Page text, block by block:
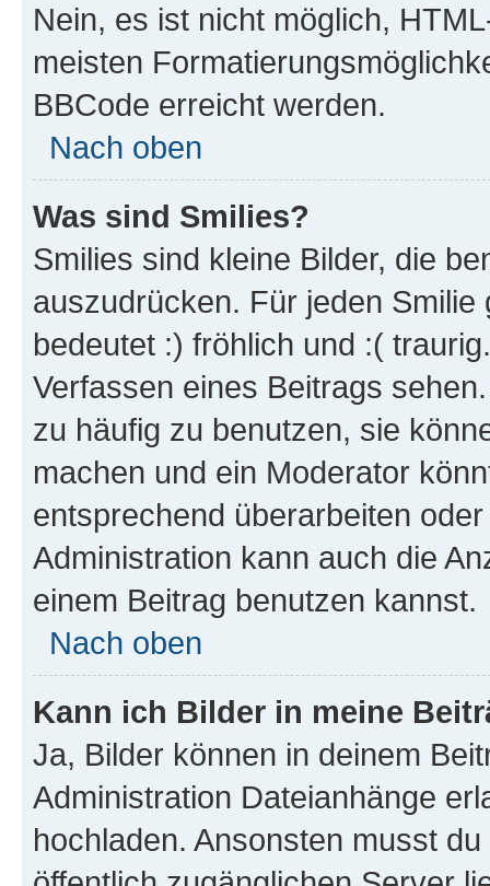
Nein, es ist nicht möglich,
meisten
BBCode erreicht werden.
Nach oben
Was sind Smilies?
Smilies sind kleine Bilder, die
auszudrücken. Für jeden
bedeutet :) fröhlich und :(
Verfassen eines Beitrags
zu häufig zu benutzen, sie
machen und ein Moderator
entsprechend überarbeiten
Administration kann auch die
einem Beitrag benutzen kannst.
Nach oben
Kann ich Bilder in meine
Ja, Bilder können in deinem
Administration Dateianhänge
hochladen. Ansonsten musst